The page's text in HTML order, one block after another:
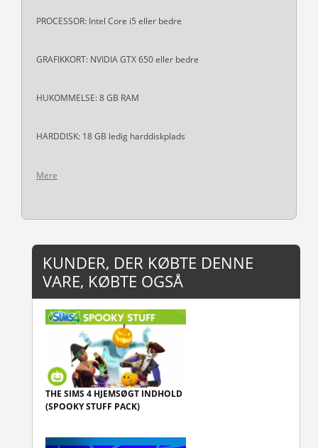
PROCESSOR: Intel Core i5 eller bedre
GRAFIKKORT: NVIDIA GTX 650 eller bedre
HUKOMMELSE: 8 GB RAM
HARDDISK: 18 GB ledig harddiskplads
Mere
KUNDER, DER KØBTE DENNE
VARE, KØBTE OGSÅ
THE SIMS 4 HJEMSØGT INDHOLD
(SPOOKY STUFF PACK)